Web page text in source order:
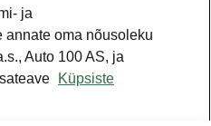
ja
annate oma nõusoleku
Auto 100 AS, ja
Küpsiste